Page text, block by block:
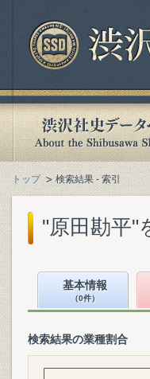
トップ 検索結果 - 索引
"原田勘平"
基本情報
（0件）
検索結果の業種割合